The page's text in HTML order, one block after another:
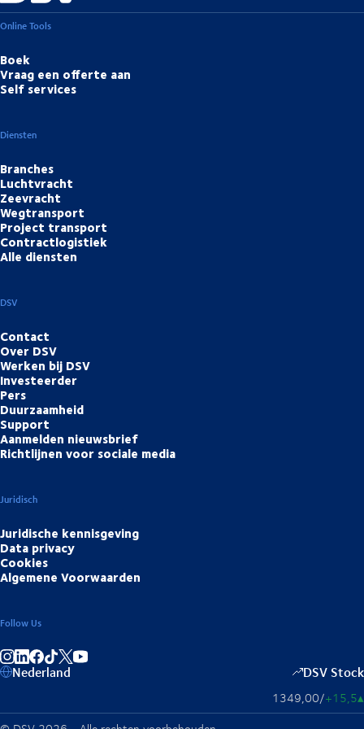
Online Tools
Boek
Vraag een offerte aan
Self services
Diensten
Branches
Luchtvracht
Zeevracht
Wegtransport
Project transport
Contractlogistiek
Alle diensten
DSV
Contact
Over DSV
Werken bij DSV
Investeerder
Pers
Duurzaamheid
Support
Aanmelden nieuwsbrief
Richtlijnen voor sociale media
Juridisch
Juridische kennisgeving
Data privacy
Cookies
Algemene Voorwaarden
Follow Us
Deel op Instagram
Deel op LinkedIn
Deel op Facebook
Deel op TikTok
Nederland DSV Stock
1349,00/+15,5▴